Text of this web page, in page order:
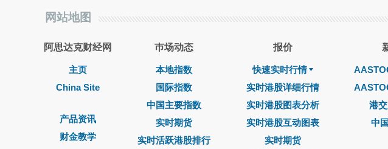
网站地图
阿思达克财经网
主页
China Site
产品资讯
财金教学
巿场动态
本地指数
国际指数
中国主要指数
实时期货
实时活跃港股排行
报价
快速实时行情
实时港股详细行情
实时港股图表分析
实时港股互动图表
实时期货
港
中